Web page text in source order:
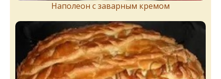
Наполеон с заварным кремом